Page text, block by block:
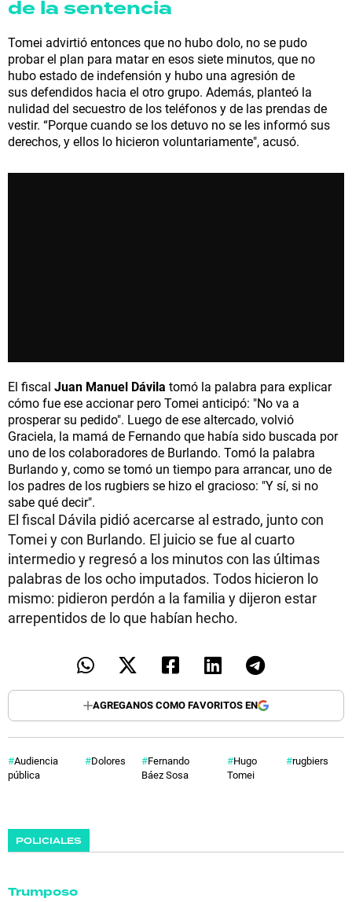
de la sentencia
Tomei advirtió entonces que no hubo dolo, no se pudo
probar el plan para matar en esos siete minutos, que no
hubo estado de indefensión y hubo una agresión de
sus defendidos hacia el otro grupo. Además, planteó la
nulidad del secuestro de los teléfonos y de las prendas de
vestir. “Porque cuando se los detuvo no se les informó sus
derechos, y ellos lo hicieron voluntariamente", acusó.
El fiscal Juan Manuel Dávila tomó la palabra para explicar
cómo fue ese accionar pero Tomei anticipó: "No va a
prosperar su pedido". Luego de ese altercado, volvió
Graciela, la mamá de Fernando que había sido buscada por
uno de los colaboradores de Burlando. Tomó la palabra
Burlando y, como se tomó un tiempo para arrancar, uno de
los padres de los rugbiers se hizo el gracioso: "Y sí, si no
sabe qué decir".
El fiscal Dávila pidió acercarse al estrado, junto con
Tomei y con Burlando. El juicio se fue al cuarto
intermedio y regresó a los minutos con las últimas
palabras de los ocho imputados. Todos hicieron lo
mismo: pidieron perdón a la familia y dijeron estar
arrepentidos de lo que habían hecho.
AGREGANOS COMO FAVORITOS EN
Audiencia
pública
Dolores
Fernando
Báez Sosa
Hugo
Tomei
rugbiers
POLICIALES
Trumposo